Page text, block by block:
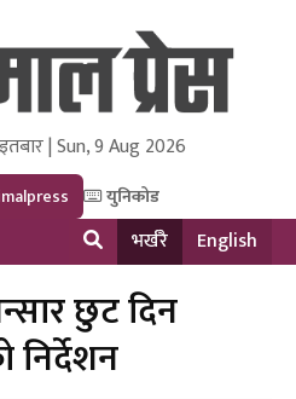
Research Pvt Ltd.
| Sun, 9 Aug 2026
युनिकोड
भर्खरै English
छुट दिन